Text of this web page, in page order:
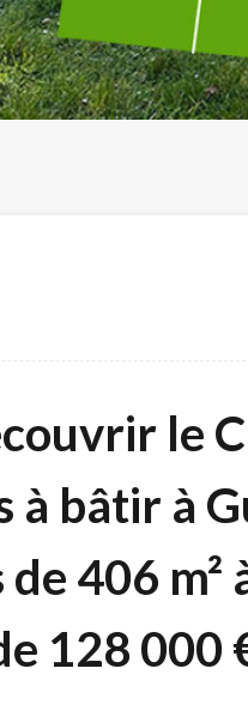
le
à bâtir à
406 m²
128 000